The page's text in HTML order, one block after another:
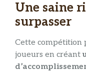
Une saine
surpasser
Cette compétition
joueurs en créant